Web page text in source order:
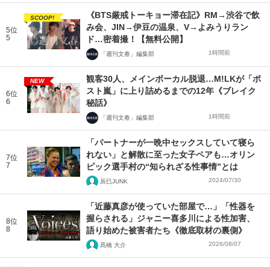
5位
5
SCOOP!
《BTS厳戒トーキョー滞在記》RM→渋谷で飲
み会、JIN→伊豆の温泉、V→よみうりラン
ド…密着撮！【無料公開】
「週刊文春」編集部 1時間前
6位
6
NEW
観客30人、メインボーカル脱退…M!LKが「ポ
スト嵐」に上り詰めるまでの12年《ブレイク
秘話》
「週刊文春」編集部 1時間前
7位
7
「パートナーが一晩中セックスしていて寝ら
れない」と解散に至った女子ペアも…オリン
ピック選手村の“知られざる性事情”とは
辰巳JUNK 2024/07/30
8位
8
「近藤真彦が使っていた部屋で…」「性器を
握らされる」ジャニー喜多川による性加害、
語り始めた被害者たち《徹底取材の裏側》
髙橋 大介 2026/08/07